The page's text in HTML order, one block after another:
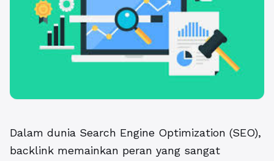
Dalam dunia Search Engine Optimization (SEO),
backlink memainkan peran yang sangat